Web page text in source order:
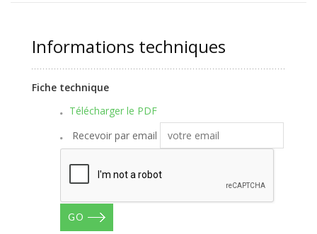
Informations techniques
Fiche technique
Télécharger le PDF
Recevoir par email
GO